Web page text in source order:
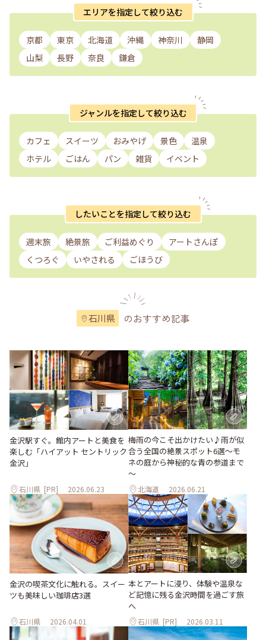
エリアを指定して絞り込む
京都 東京 北海道 沖縄 神奈川
静岡
山梨
長野 奈良 鎌倉
ジャンルを指定して絞り込む
カフェ スイーツ おみやげ 景色
温泉
ホテル
ごはん パン 雑貨 イベント
したいことを指定して絞り込む
週末旅 絶景旅 ご利益めぐり
アートさんぽ
くつろぐ
いやされる ごほうび
石川県 のおすすめ記事
金沢駅すぐ。館内アートと美食を
楽しむ「ハイアット セントリック
金沢」
石川県 [PR] 2026.06.23
梅雨の今こそ出かけたい♪雨が似
合う全国の絶景スポット6選～モ
ネの庭から神秘的な青の参道まで
～
北海道 2026.06.21
金沢の喫茶文化に触れる。スイー
ツも美味しい珈琲店3選
石川県 2026.04.01
本とアートに浸り、体験や温泉な
ど記憶に残る金沢時間を過ごす旅
へ
石川県 [PR] 2026.03.11